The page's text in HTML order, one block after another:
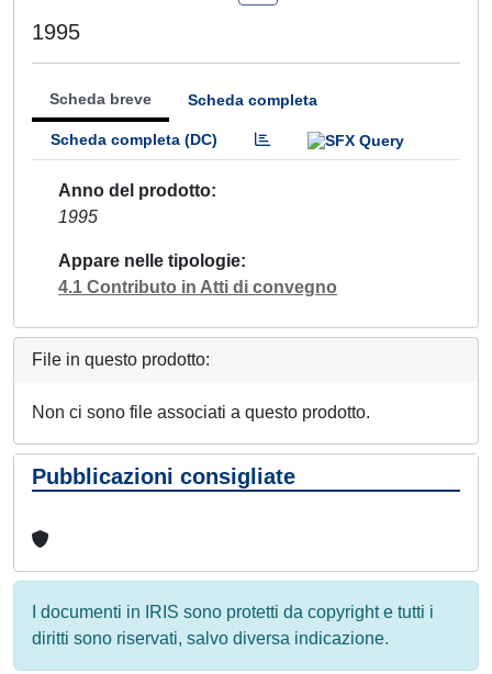
1995
Scheda breve Scheda completa
Scheda completa (DC)
Anno del prodotto
1995
Appare nelle tipologie
4.1 Contributo in Atti di convegno
File in questo prodotto:
Non ci sono file associati a questo prodotto.
Pubblicazioni consigliate
I documenti in IRIS sono protetti da copyright e tutti i
diritti sono riservati, salvo diversa indicazione.